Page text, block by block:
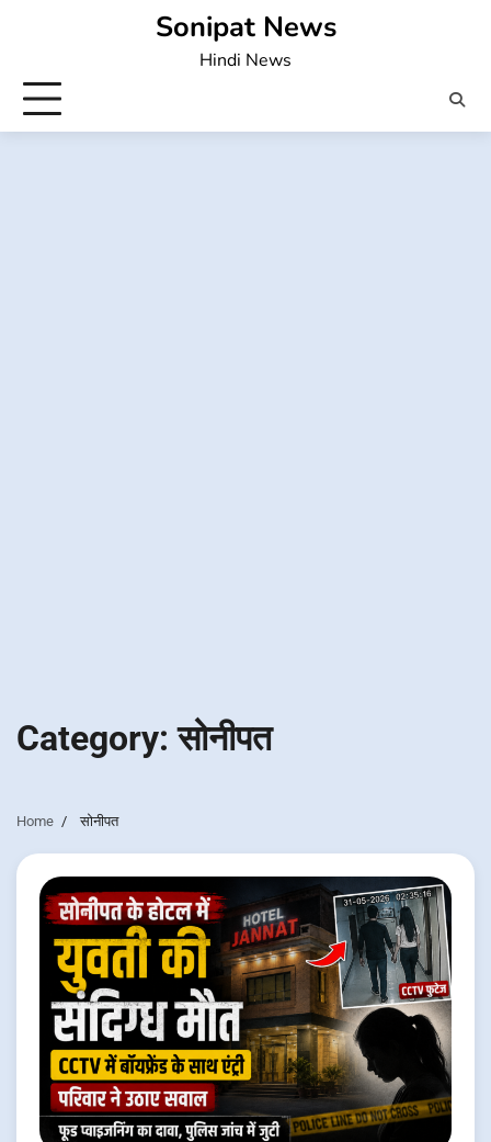
Sonipat News
Hindi News
Category:सोनीपत
Home सोनीपत